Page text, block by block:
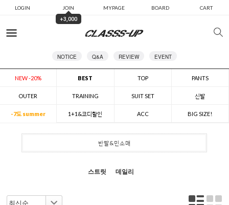
LOGIN JOIN MYPAGE BOARD CART
+3,000
NOTICE Q&A REVIEW EVENT
NEW -20% BEST TOP PANTS
OUTER TRAINING SUIT SET 신발
-7도 summer 1+1&코디할인 ACC BIG SIZE!
반팔&민소매
스트릿 데일리